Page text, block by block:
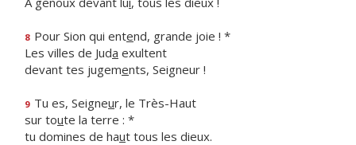
8 Pour Sion qui entend, grande joie ! *
Les villes de Juda exultent
devant tes jugements, Seigneur !
9 Tu es, Seigneur, le Très-Haut
sur toute la terre : *
tu domines de haut tous les dieux.